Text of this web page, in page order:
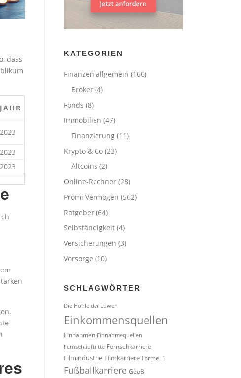
dass
JAHR
2023
2023
2023
KATEGORIEN
Finanzen allgemein (166)
Broker (4)
Fonds (8)
Immobilien (47)
Finanzierung (11)
Krypto & Co (23)
Altcoins (2)
Online-Rechner (28)
Promi Vermögen (562)
Ratgeber (64)
Selbständigkeit (4)
Versicherungen (3)
Vorsorge (10)
SCHLAGWÖRTER
Die Höhle der Löwen
Einkommensquellen
Einnahmen Einnahmequellen
Fernsehauftritte Fernsehkarriere
Filmindustrie Filmkarriere Formel 1
Fußballkarriere GeoB